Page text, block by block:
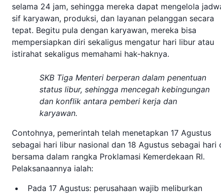
selama 24 jam, sehingga mereka dapat mengelola
sif karyawan, produksi, dan layanan pelanggan secara
tepat. Begitu pula dengan karyawan, mereka bisa
mempersiapkan diri sekaligus mengatur hari libur atau
istirahat sekaligus memahami hak-haknya.
SKB Tiga Menteri berperan dalam penentuan
status libur, sehingga mencegah kebingungan
dan konflik antara pemberi kerja dan
karyawan.
Contohnya, pemerintah telah menetapkan 17 Agustus
sebagai hari libur nasional dan 18 Agustus sebagai hari
bersama dalam rangka Proklamasi Kemerdekaan RI.
Pelaksanaannya ialah:
Pada 17 Agustus: perusahaan wajib meliburkan